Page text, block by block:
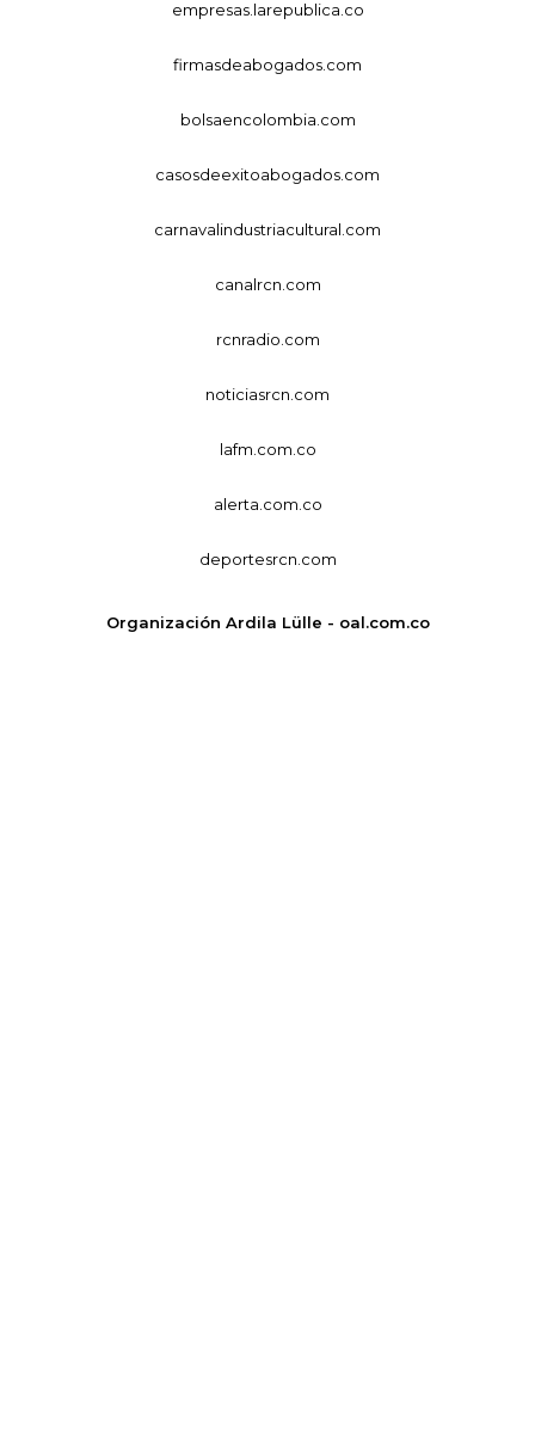
empresas.larepublica.co
firmasdeabogados.com
bolsaencolombia.com
casosdeexitoabogados.com
carnavalindustriacultural.com
canalrcn.com
rcnradio.com
noticiasrcn.com
lafm.com.co
alerta.com.co
deportesrcn.com
Organización Ardila Lülle - oal.com.co